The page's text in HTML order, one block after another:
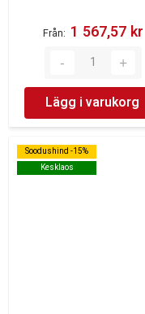
Från 1 567,57 kr‎
Lägg i varukorg
Soodushind -15%
Kesklaos
Soodushind -15%
Kesklaos